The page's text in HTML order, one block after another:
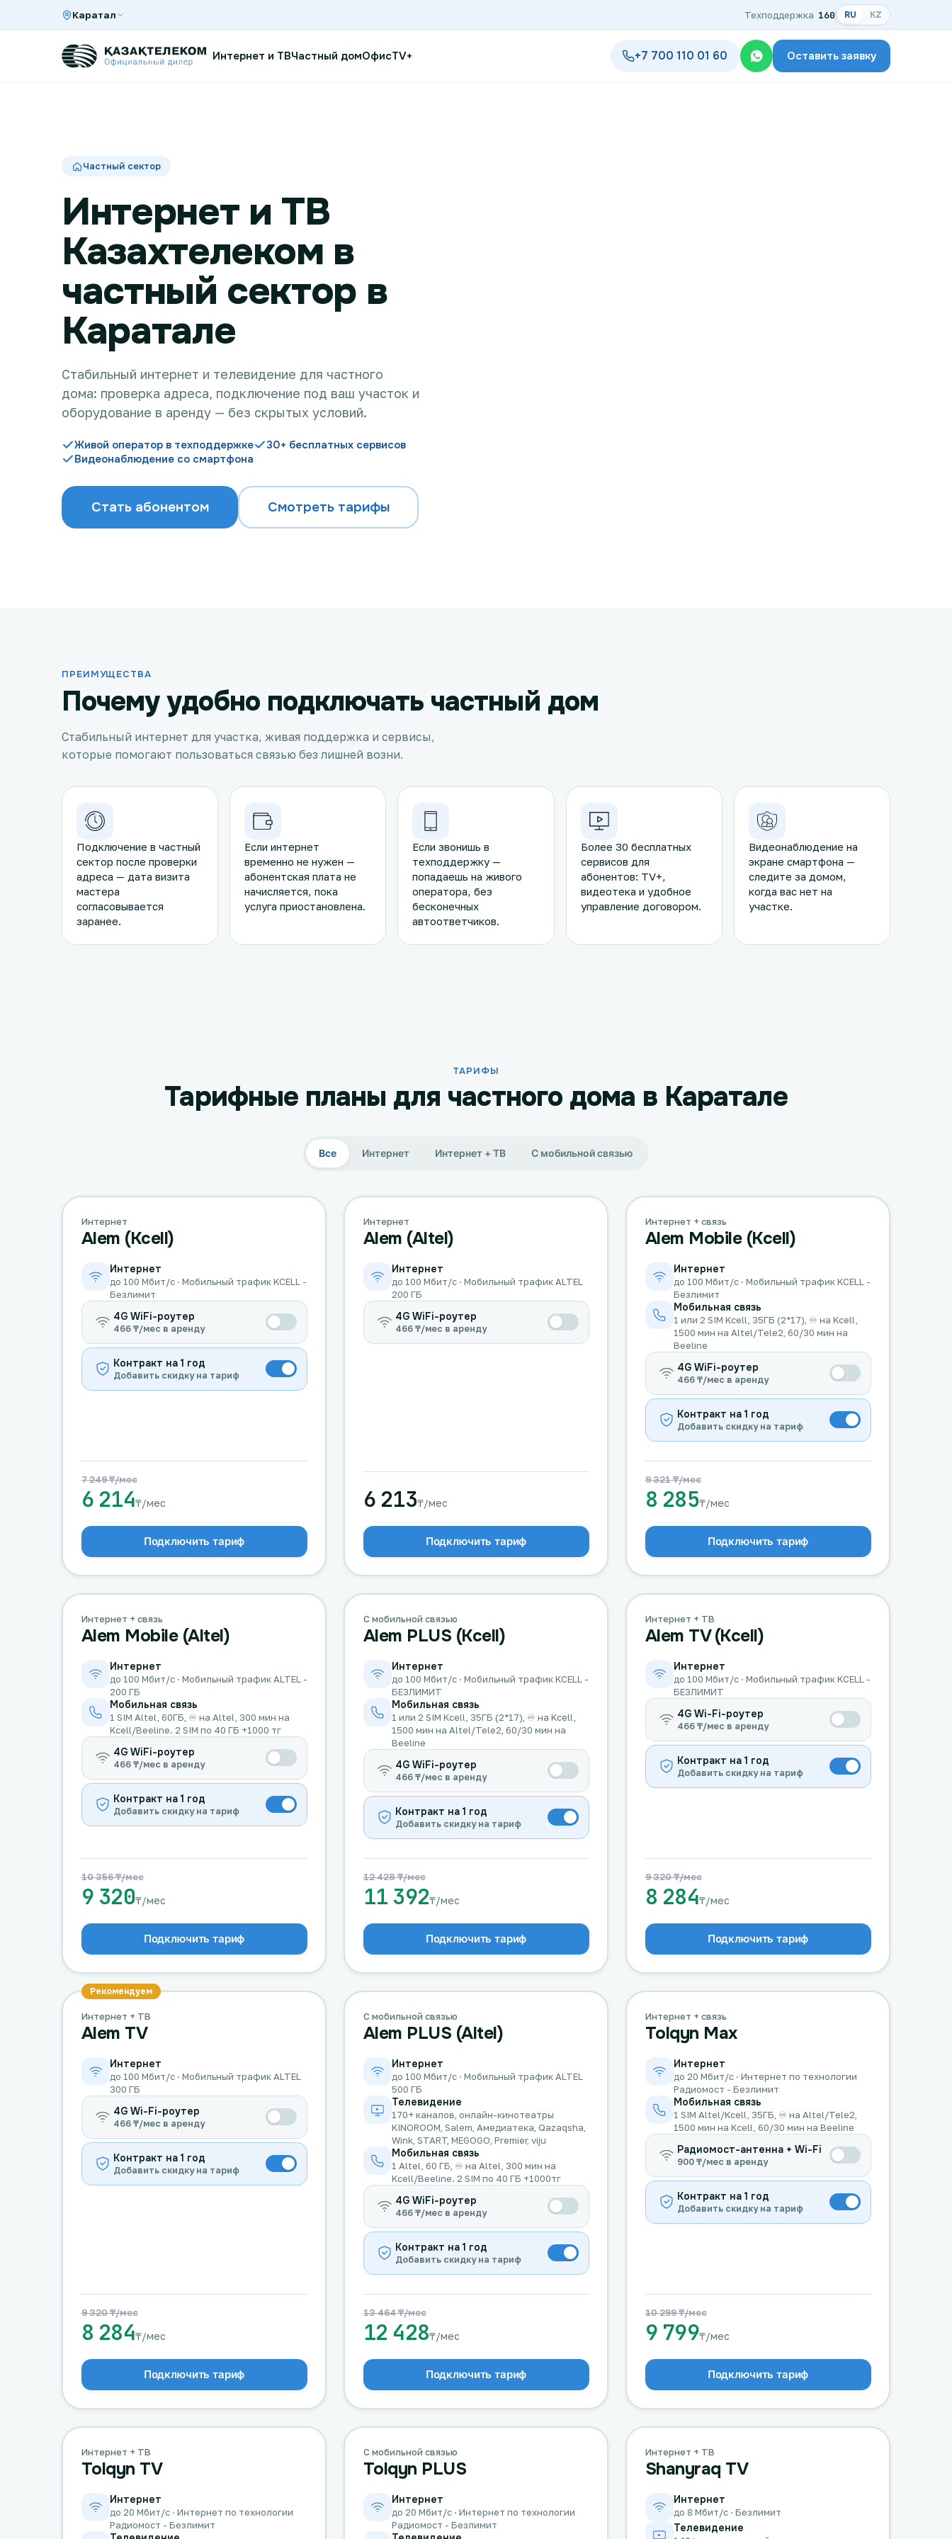
Каратал Техподдержка 160 RU KZ
Интернет и ТВЧастный домОфисTV+ +7 700 110 01 60 Оставить заявку
Интернет в офис
Частный сектор
Интернет и ТВ
Казахтелеком в
частный сектор в
Каратале
Стабильный интернет и телевидение для частного
дома: проверка адреса, подключение под ваш участок и
оборудование в аренду — без скрытых условий.
Живой оператор в техподдержке
30+ бесплатных сервисов
Видеонаблюдение со смартфона
Стать абонентом Смотреть тарифы
ПРЕИМУЩЕСТВА
Почему удобно подключать частный дом
Стабильный интернет для участка, живая поддержка и сервисы,
которые помогают пользоваться связью без лишней возни.
Подключение в частный
сектор после проверки
адреса — дата визита
мастера
согласовывается
заранее.
Если интернет
временно не нужен —
абонентская плата не
начисляется, пока
услуга приостановлена.
Если звонишь в
техподдержку —
попадаешь на живого
оператора, без
бесконечных
автоответчиков.
Более 30 бесплатных
сервисов для
абонентов: TV+,
видеотека и удобное
управление договором.
Видеонаблюдение на
экране смартфона —
следите за домом,
когда вас нет на
участке.
ТАРИФЫ
Тарифные планы для частного дома в Каратале
Все Интернет Интернет + ТВ С мобильной связью
Интернет
Alem (Kcell)
Интернет
до 100 Мбит/с · Мобильный трафик KCELL -
Безлимит
4G WiFi-роутер
466 ₸/мес в аренду
Контракт на 1 год
Добавить скидку на тариф
7 249 ₸/мес
6 214₸/мес
Подключить тариф
Интернет
Alem (Altel)
Интернет
до 100 Мбит/с · Мобильный трафик ALTEL
200 ГБ
4G WiFi-роутер
466 ₸/мес в аренду
6 213₸/мес
Подключить тариф
Интернет + связь
Alem Mobile (Kcell)
Интернет
до 100 Мбит/с · Мобильный трафик KCELL -
Безлимит
Мобильная связь
1 или 2 SIM Kcell, 35ГБ (2*17), ♾️ на Kcell,
1500 мин на Altel/Tele2, 60/30 мин на
Beeline
4G WiFi-роутер
466 ₸/мес в аренду
Контракт на 1 год
Добавить скидку на тариф
9 321 ₸/мес
8 285₸/мес
Подключить тариф
Интернет + связь
Alem Mobile (Altel)
Интернет
до 100 Мбит/с · Мобильный трафик ALTEL -
200 ГБ
Мобильная связь
1 SIM Altel, 60ГБ, ♾️ на Altel, 300 мин на
Kcell/Beeline. 2 SIM по 40 ГБ +1000 тг
4G WiFi-роутер
466 ₸/мес в аренду
Контракт на 1 год
Добавить скидку на тариф
10 356 ₸/мес
9 320₸/мес
Подключить тариф
С мобильной связью
Alem PLUS (Kcell)
Интернет
до 100 Мбит/с · Мобильный трафик KCELL -
БЕЗЛИМИТ
Мобильная связь
1 или 2 SIM Kcell, 35ГБ (2*17), ♾️ на Kcell,
1500 мин на Altel/Tele2, 60/30 мин на
Beeline
4G WiFi-роутер
466 ₸/мес в аренду
Контракт на 1 год
Добавить скидку на тариф
12 428 ₸/мес
11 392₸/мес
Подключить тариф
Интернет + ТВ
Alem TV (Kcell)
Интернет
до 100 Мбит/с · Мобильный трафик KCELL -
БЕЗЛИМИТ
4G Wi-Fi-роутер
466 ₸/мес в аренду
Контракт на 1 год
Добавить скидку на тариф
9 320 ₸/мес
8 284₸/мес
Подключить тариф
Рекомендуем
Интернет + ТВ
Alem TV
Интернет
до 100 Мбит/с · Мобильный трафик ALTEL
300 ГБ
4G Wi-Fi-роутер
466 ₸/мес в аренду
Контракт на 1 год
Добавить скидку на тариф
9 320 ₸/мес
8 284₸/мес
Подключить тариф
С мобильной связью
Alem PLUS (Altel)
Интернет
до 100 Мбит/с · Мобильный трафик ALTEL
500 ГБ
Телевидение
170+ каналов, онлайн-кинотеатры
KINOROOM, Salem, Амедиатека, Qazaqsha,
Wink, START, MEGOGO, Premier, viju
Мобильная связь
1 Altel, 60 ГБ, ♾️ на Altel, 300 мин на
Kcell/Beeline. 2 SIM по 40 ГБ +1000тг
4G WiFi-роутер
466 ₸/мес в аренду
Контракт на 1 год
Добавить скидку на тариф
13 464 ₸/мес
12 428₸/мес
Подключить тариф
Интернет + связь
Tolqyn Max
Интернет
до 20 Мбит/с · Интернет по технологии
Радиомост - Безлимит
Мобильная связь
1 SIM Altel/Kcell, 35ГБ, ♾️ на Altel/Tele2,
1500 мин на Kcell, 60/30 мин на Beeline
Радиомост-антенна + Wi-Fi
900 ₸/мес в аренду
Контракт на 1 год
Добавить скидку на тариф
10 299 ₸/мес
9 799₸/мес
Подключить тариф
Интернет + ТВ
Tolqyn TV
Интернет
до 20 Мбит/с · Интернет по технологии
Радиомост - Безлимит
С мобильной связью
Tolqyn PLUS
Интернет
до 20 Мбит/с · Интернет по технологии
Радиомост - Безлимит
Интернет + ТВ
Shanyraq TV
Интернет
до 8 Мбит/с · Безлимит
Телевидение